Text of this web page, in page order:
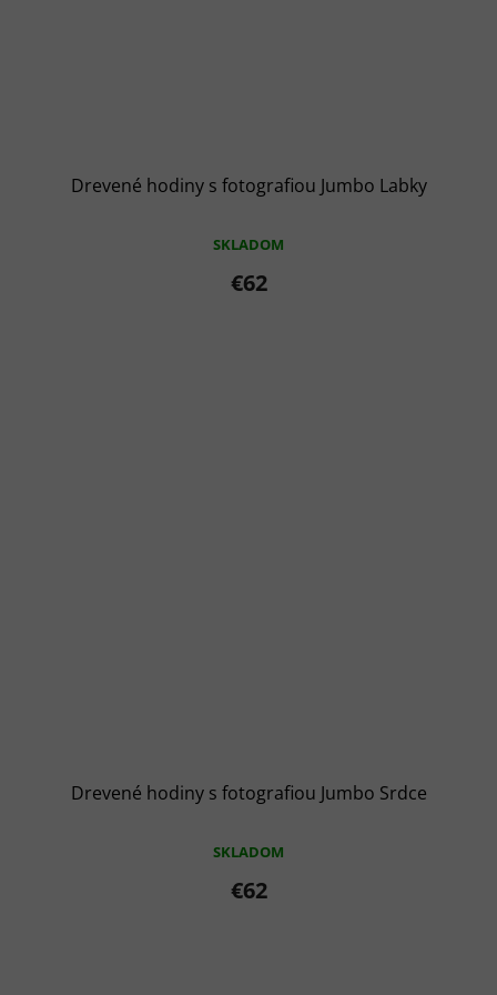
Drevené hodiny s fotografiou Jumbo Labky
SKLADOM
€62
Drevené hodiny s fotografiou Jumbo Srdce
SKLADOM
€62